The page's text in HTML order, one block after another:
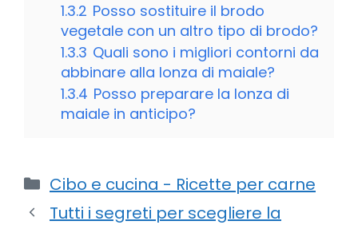
1.3.2 Posso sostituire il brodo
vegetale con un altro tipo di brodo?
1.3.3 Quali sono i migliori contorni da
abbinare alla lonza di maiale?
1.3.4 Posso preparare la lonza di
maiale in anticipo?
Categorie
Cibo e cucina - Ricette per carne
Tutti i segreti per scegliere la